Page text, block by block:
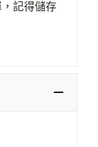
記得儲存